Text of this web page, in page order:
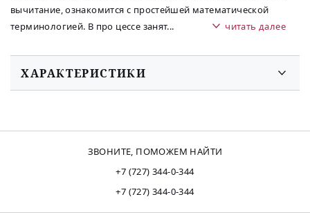
вычитание, ознакомится с простейшей математической
терминологией. В про цессе занят... читать далее
ХАРАКТЕРИСТИКИ
ЗВОНИТЕ, ПОМОЖЕМ НАЙТИ
+7 (727) 344-0-344
+7 (727) 344-0-344